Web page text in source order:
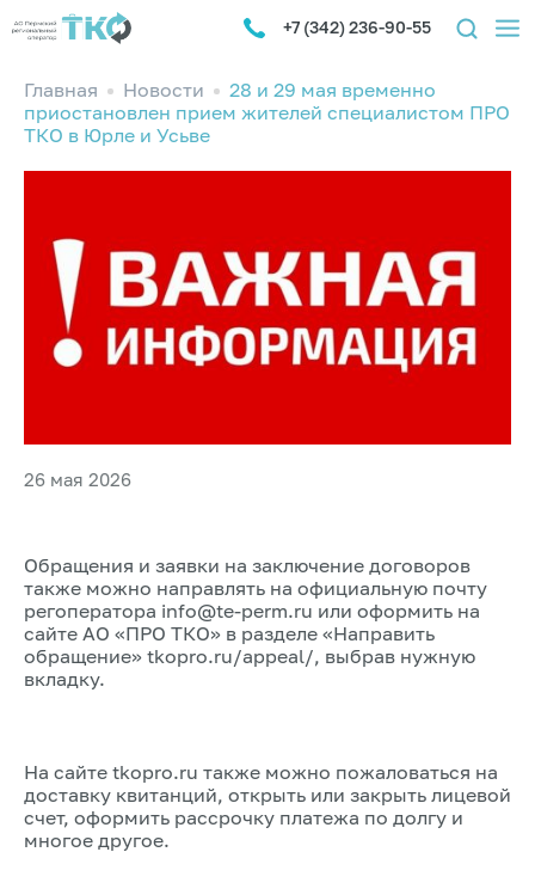
+7 (342) 236-90-55
Главная Новости
28 и 29 мая временно
приостановлен прием жителей специалистом ПРО
ТКО в Юрле и Усьве
26 мая 2026
Обращения и заявки на заключение договоров
также можно направлять на официальную почту
регоператора info@te-perm.ru или оформить на
сайте АО «ПРО ТКО» в разделе «Направить
обращение» tkopro.ru/appeal/, выбрав нужную
вкладку.
На сайте tkopro.ru также можно пожаловаться на
доставку квитанций, открыть или закрыть лицевой
счет, оформить рассрочку платежа по долгу и
многое другое.